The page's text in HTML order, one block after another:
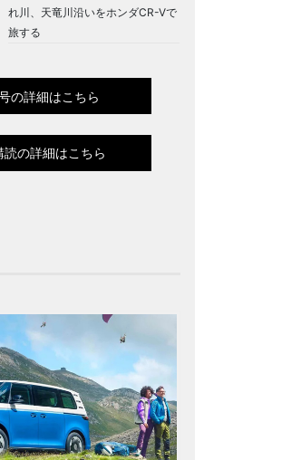
れ川、天竜川沿いをホンダCR-Vで
旅する
の詳細はこちら
読の詳細はこちら